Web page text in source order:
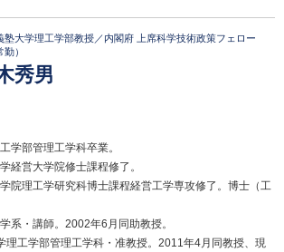
塾大学理工学部教授／内閣府 上席科学技術政策フェロー
勤）
秀男
学部管理工学科卒業。
経営大学院修士課程修了。
院理工学研究科博士課程経営工学専攻修了。博士（工
系・講師。2002年6月同助教授。
理工学部管理工学科・准教授。2011年4月同教授、現